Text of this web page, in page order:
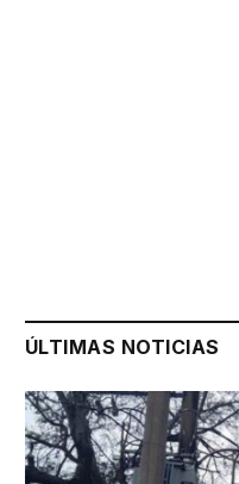
ÚLTIMAS NOTICIAS